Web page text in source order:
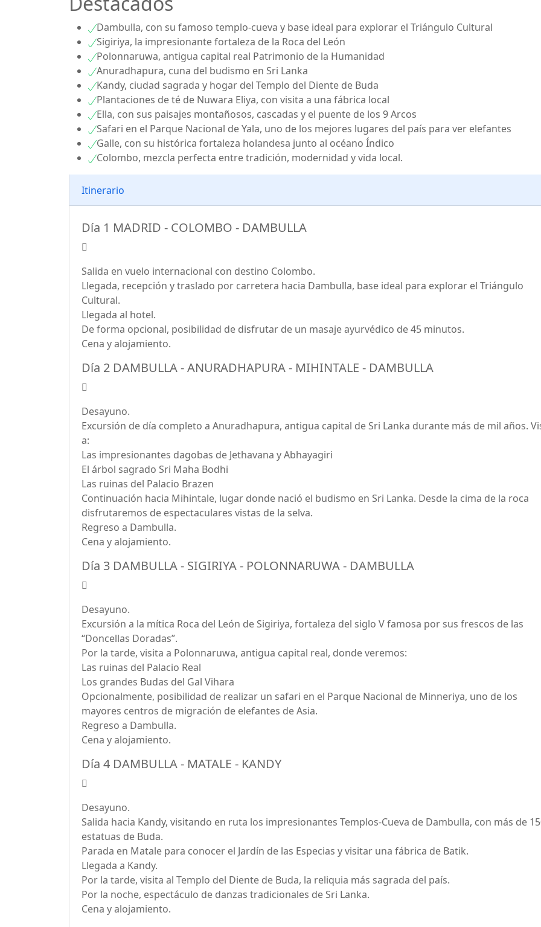
Dambulla, con su famoso templo-cueva y base ideal para explorar el Triángulo Cultural
Sigiriya, la impresionante fortaleza de la Roca del León
Polonnaruwa, antigua capital real Patrimonio de la Humanidad
Anuradhapura, cuna del budismo en Sri Lanka
Kandy, ciudad sagrada y hogar del Templo del Diente de Buda
Plantaciones de té de Nuwara Eliya, con visita a una fábrica local
Ella, con sus paisajes montañosos, cascadas y el puente de los 9 Arcos
Safari en el Parque Nacional de Yala, uno de los mejores lugares del país para ver elefantes
Galle, con su histórica fortaleza holandesa junto al océano Índico
Colombo, mezcla perfecta entre tradición, modernidad y vida local.
Itinerario
Día 1 MADRID - COLOMBO - DAMBULLA
Salida en vuelo internacional con destino Colombo.
Llegada, recepción y traslado por carretera hacia Dambulla, base ideal para explorar el Triángulo
Cultural.
Llegada al hotel.
De forma opcional, posibilidad de disfrutar de un masaje ayurvédico de 45 minutos.
Cena y alojamiento.
Día 2 DAMBULLA - ANURADHAPURA - MIHINTALE - DAMBULLA
Desayuno.
Excursión de día completo a Anuradhapura, antigua capital de Sri Lanka durante más de mil años.
a:
Las impresionantes dagobas de Jethavana y Abhayagiri
El árbol sagrado Sri Maha Bodhi
Las ruinas del Palacio Brazen
Continuación hacia Mihintale, lugar donde nació el budismo en Sri Lanka. Desde la cima de la roca
disfrutaremos de espectaculares vistas de la selva.
Regreso a Dambulla.
Cena y alojamiento.
Día 3 DAMBULLA - SIGIRIYA - POLONNARUWA - DAMBULLA
Desayuno.
Excursión a la mítica Roca del León de Sigiriya, fortaleza del siglo V famosa por sus frescos de las
“Doncellas Doradas”.
Por la tarde, visita a Polonnaruwa, antigua capital real, donde veremos:
Las ruinas del Palacio Real
Los grandes Budas del Gal Vihara
Opcionalmente, posibilidad de realizar un safari en el Parque Nacional de Minneriya, uno de los
mayores centros de migración de elefantes de Asia.
Regreso a Dambulla.
Cena y alojamiento.
Día 4 DAMBULLA - MATALE - KANDY
Desayuno.
Salida hacia Kandy, visitando en ruta los impresionantes Templos-Cueva de Dambulla, con más de
estatuas de Buda.
Parada en Matale para conocer el Jardín de las Especias y visitar una fábrica de Batik.
Llegada a Kandy.
Por la tarde, visita al Templo del Diente de Buda, la reliquia más sagrada del país.
Por la noche, espectáculo de danzas tradicionales de Sri Lanka.
Cena y alojamiento.